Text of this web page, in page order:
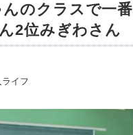
のクラスで一
2位みぎわさん
イフ